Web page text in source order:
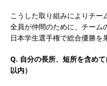
業
[ 2026
理不問
こうした取り組みによりチー
全員が仲間のために、チーム
日本学生選手権で総合優勝を
Q. 自分の長所、短所を含め
以内）